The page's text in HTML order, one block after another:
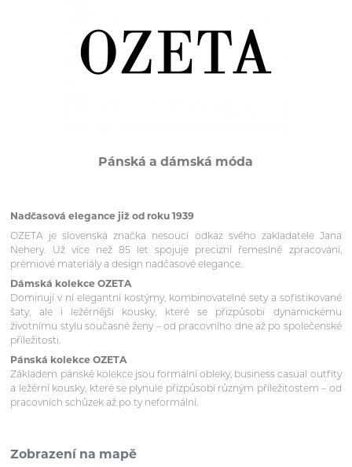
Pánská a dámská móda
Nadčasová elegance již od roku 1939
OZETA je slovenská značka nesoucí odkaz svého zakladatele Jana
Nehery. Už více než 85 let spojuje precizní řemeslné zpracování,
prémiové materiály a design nadčasové elegance.
Dámská kolekce OZETA
Dominují v ní elegantní kostýmy, kombinovatelné sety a sofistikované
šaty, ale i ležérnější kousky, které se přizpůsobí dynamickému
životnímu stylu současné ženy – od pracovního dne až po společenské
příležitosti.
Pánská kolekce OZETA
Základem pánské kolekce jsou formální obleky, business casual outfity
a ležérní kousky, které se plynule přizpůsobí různým příležitostem – od
pracovních schůzek až po ty neformální.
Zobrazení na mapě